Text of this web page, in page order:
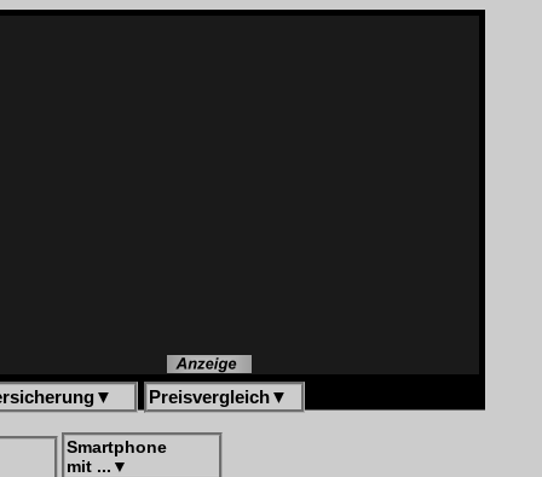
▼ Preisvergleich▼
Smartphone
mit ... ▼